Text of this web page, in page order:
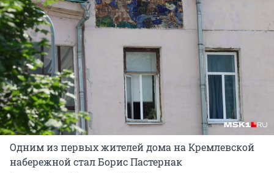
Одним из первых жителей дома на Кремлевской
набережной стал Борис Пастернак